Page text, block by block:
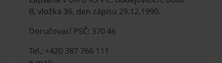
B, vložka 36, den zápisu 29.12.1990.
Doručovací PSČ: 370 46
Tel.: +420 387 766 111